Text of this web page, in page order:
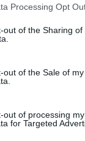
Processing Opt
out of the Sharing of
out of the Sale of my
out of processing my
for Targeted